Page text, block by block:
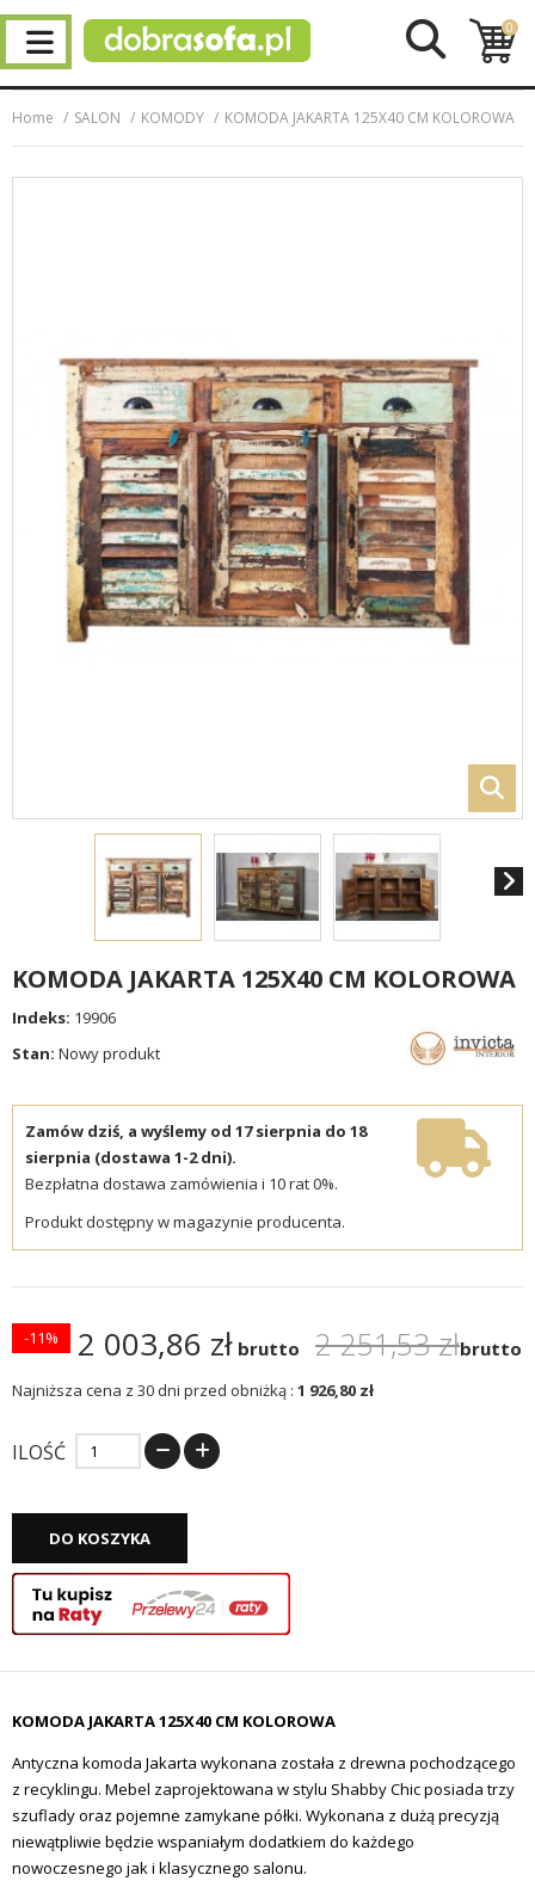
0
Home SALON KOMODY KOMODA JAKARTA 125X40 CM KOLOROWA
KOMODA JAKARTA 125X40 CM KOLOROWA
Indeks: 19906
Stan: Nowy produkt
Zamów dziś, a wyślemy od 17 sierpnia do 18
sierpnia (dostawa 1-2 dni).
Bezpłatna dostawa zamówienia i 10 rat 0%.
Produkt dostępny w magazynie producenta.
2 003,86 zł brutto 2 251,53 złbrutto
-11%
Najniższa cena z 30 dni przed obniżką : 1 926,80 zł
ILOŚĆ
DO KOSZYKA
KOMODA JAKARTA 125X40 CM KOLOROWA
Antyczna komoda Jakarta wykonana została z drewna pochodzącego
z recyklingu. Mebel zaprojektowana w stylu Shabby Chic posiada trzy
szuflady oraz pojemne zamykane półki. Wykonana z dużą precyzją
niewątpliwie będzie wspaniałym dodatkiem do każdego
nowoczesnego jak i klasycznego salonu.